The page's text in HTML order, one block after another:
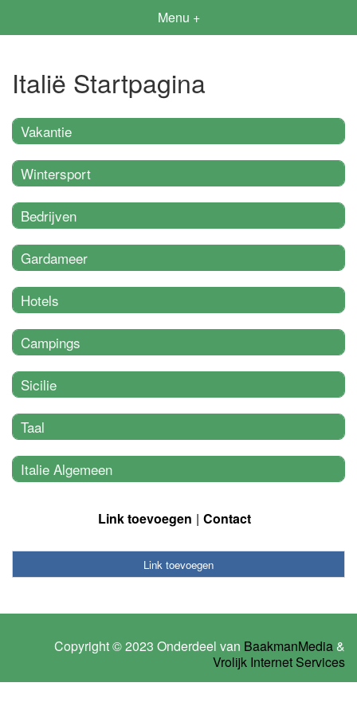
Menu +
Italië Startpagina
Vakantie
Wintersport
Bedrijven
Gardameer
Hotels
Campings
Sicilie
Taal
Italie Algemeen
Link toevoegen Contact
Link toevoegen
Copyright © 2023 Onderdeel van BaakmanMedia &
Vrolijk Internet Services